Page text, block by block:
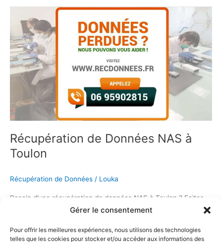
Gérer le consentement
Pour offrir les meilleures expériences, nous utilisons des technologies
telles que les cookies pour stocker et/ou accéder aux informations des
Récupération de Données NAS à
Toulon
Récupération de Données / Louka
Besoin d’une récupération de données NAS à Toulon ? Faites
confiance à notre équipe expérimentée pour restaurer vos
maintenant au 06 95902815 pour une assistance
Données
NAS
à
Toulon